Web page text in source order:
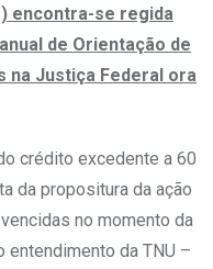
encontra-se regida
de Orientação de
na Justiça Federal ora
crédito excedente a 60
da propositura da ação
no momento da
entendimento da TNU –